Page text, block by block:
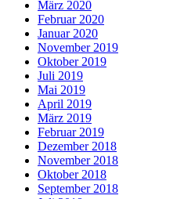
März 2020
Februar 2020
Januar 2020
November 2019
Oktober 2019
Juli 2019
Mai 2019
April 2019
März 2019
Februar 2019
Dezember 2018
November 2018
Oktober 2018
September 2018